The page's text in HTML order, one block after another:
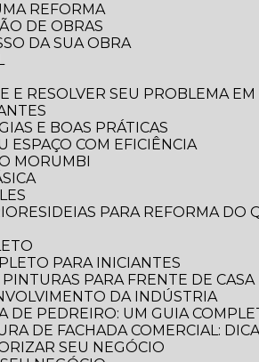
REFORMA
DE OBRAS
DA SUA OBRA
E RESOLVER SEU PROBLEMA
E BOAS PRÁTICAS
ESPAÇO COM EFICIÊNCIA
MORUMBI
IDEIAS PARA REFORMA DO
PARA INICIANTES
PINTURAS PARA FRENTE DE CASA
DA INDÚSTRIA
DE PEDREIRO: UM GUIA
DE FACHADA COMERCIAL:
SEU NEGÓCIO